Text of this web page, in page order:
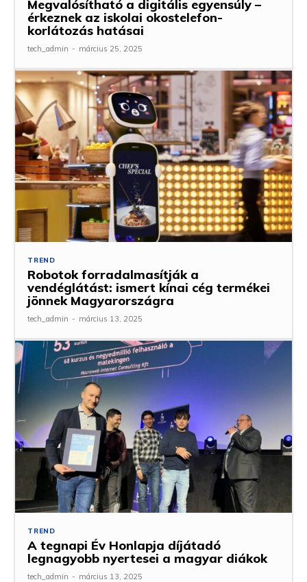
Megvalósítható a digitális egyensúly –
érkeznek az iskolai okostelefon-
korlátozás hatásai
tech_admin - március 25, 2025
TREND
Robotok forradalmasítják a
vendéglátást: ismert kínai cég termékei
jönnek Magyarországra
tech_admin - március 13, 2025
TREND
A tegnapi Év Honlapja díjátadó
legnagyobb nyertesei a magyar diákok
tech_admin - március 13, 2025